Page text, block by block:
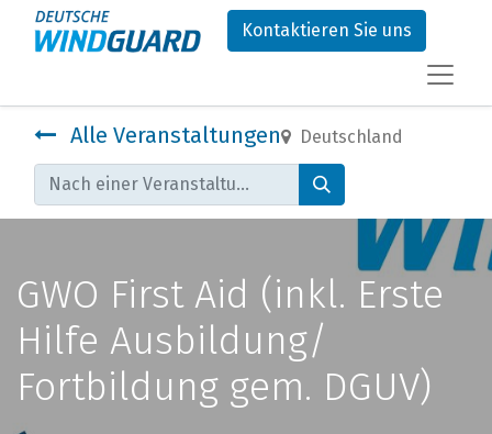
Kontaktieren Sie uns
Alle Veranstaltungen Deutschland
GWO First Aid (inkl. Erste
Hilfe Ausbildung/
Fortbildung gem. DGUV)